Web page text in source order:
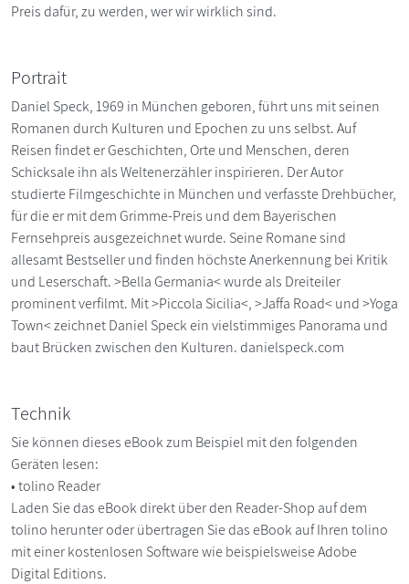
Preis dafür, zu werden, wer wir wirklich sind.
Portrait
Daniel Speck, 1969 in München geboren, führt uns mit seinen
Romanen durch Kulturen und Epochen zu uns selbst. Auf
Reisen findet er Geschichten, Orte und Menschen, deren
Schicksale ihn als Weltenerzähler inspirieren. Der Autor
studierte Filmgeschichte in München und verfasste Drehbücher,
für die er mit dem Grimme-Preis und dem Bayerischen
Fernsehpreis ausgezeichnet wurde. Seine Romane sind
allesamt Bestseller und finden höchste Anerkennung bei Kritik
und Leserschaft. >Bella Germania< wurde als Dreiteiler
prominent verfilmt. Mit >Piccola Sicilia<, >Jaffa Road< und >Yoga
Town< zeichnet Daniel Speck ein vielstimmiges Panorama und
baut Brücken zwischen den Kulturen. danielspeck.com
Technik
Sie können dieses eBook zum Beispiel mit den folgenden
Geräten lesen:
• tolino Reader
Laden Sie das eBook direkt über den Reader-Shop auf dem
tolino herunter oder übertragen Sie das eBook auf Ihren tolino
mit einer kostenlosen Software wie beispielsweise Adobe
Digital Editions.